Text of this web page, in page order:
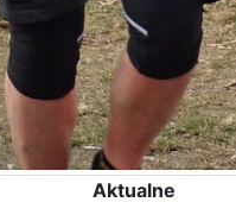
Aktualne